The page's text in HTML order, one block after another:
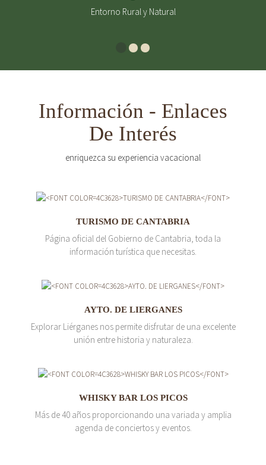
Entorno Rural y Natural
Información - Enlaces
De Interés
enriquezca su experiencia vacacional
TURISMO DE CANTABRIA
Página oficial del Gobierno de Cantabria, toda la
información turística que necesitas.
AYTO. DE LIERGANES
Explorar Liérganes nos permite disfrutar de una excelente
unión entre historia y naturaleza.
WHISKY BAR LOS PICOS
Más de 40 años proporcionando una variada y amplia
agenda de conciertos y eventos.